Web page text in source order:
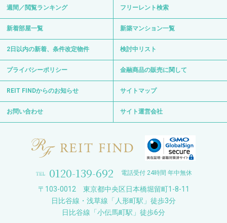
週間／閲覧ランキング フリーレント検索
新着部屋一覧 新築マンション一覧
2日以内の新着、条件改定物件 検討中リスト
プライバシーポリシー 金融商品の販売に関して
REIT FINDからのお知らせ サイトマップ
お問い合わせ サイト運営会社
0120-139-692 電話受付 24時間 年中無休
〒103-0012 東京都中央区日本橋堀留町1-8-11
日比谷線・浅草線「人形町駅」徒歩3分
日比谷線「小伝馬町駅」徒歩6分